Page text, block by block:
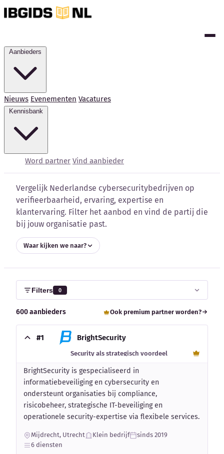
Nieuws Evenementen Vacatures
Word partner Vind aanbieder
Kennisbank
Blog
Externe bronnen
Auteurs
vergelijken
Vergelijk Nederlandse cybersecuritybedrijven op
verifieerbaarheid, ervaring, expertise en
klantervaring. Filter het aanbod en vind de partij die
bij jouw organisatie past.
Waar kijken we naar?
Filters 0
600 aanbieders Ook premium partner worden?
#1 BrightSecurity
Security als strategisch voordeel
BrightSecurity is gespecialiseerd in
informatiebeveiliging en cybersecurity en
ondersteunt organisaties bij compliance,
risicobeheer, strategische IT-beveiliging en
operationele security-expertise via flexibele services.
Mijdrecht, Utrecht Klein bedrijf
sinds 2019
6 diensten